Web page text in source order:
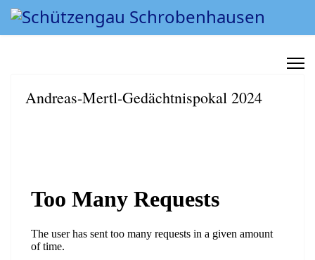
Andreas-Mertl-Gedächtnispokal 2024